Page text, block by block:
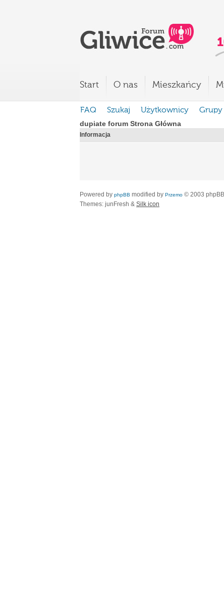
Start O nas Mieszkańcy
FAQ Szukaj Użytkownicy Grupy
dupiate forum Strona Główna
Informacja
Powered by phpBB modified by Przemo © 2003
Themes: junFresh & Silk icon